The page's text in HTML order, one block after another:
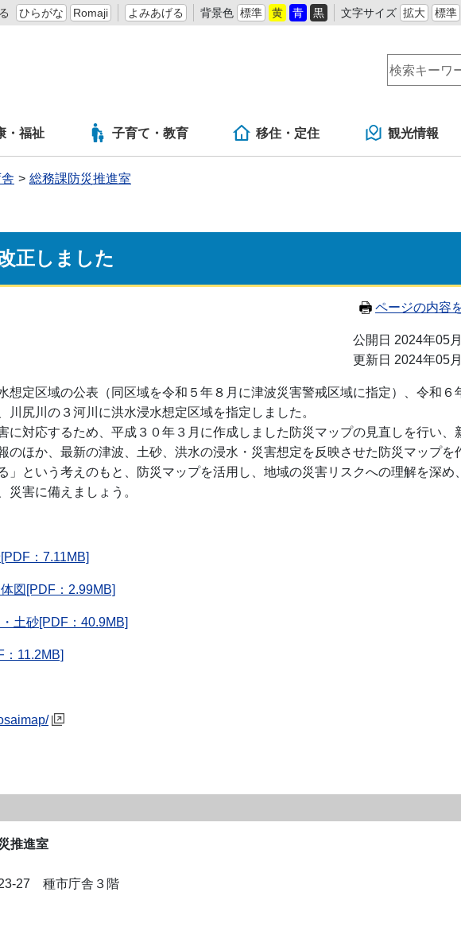
ひらがな Romaji よみあげる 背景色 標準 黄 青 黒 文字サイズ 拡大 標準
・福祉 子育て・教育 移住・定住 観光情報
総務課防災推進室
正しました
ページの内容
公開日 2024年05
更新日 2024年05
想定区域の公表（同区域を令和５年８月に津波災害警戒区域に指定）、令和６
川尻川の３河川に洪水浸水想定区域を指定しました。
に対応するため、平成３０年３月に作成しました防災マップの見直しを行い、
のほか、最新の津波、土砂、洪水の浸水・災害想定を反映させた防災マップを
」という考えのもと、防災マップを活用し、地域の災害リスクへの理解を深め
災害に備えましょう。
：7.11MB]
図[PDF：2.99MB]
土砂[PDF：40.9MB]
11.2MB]
推進室
27 種市庁舎３階